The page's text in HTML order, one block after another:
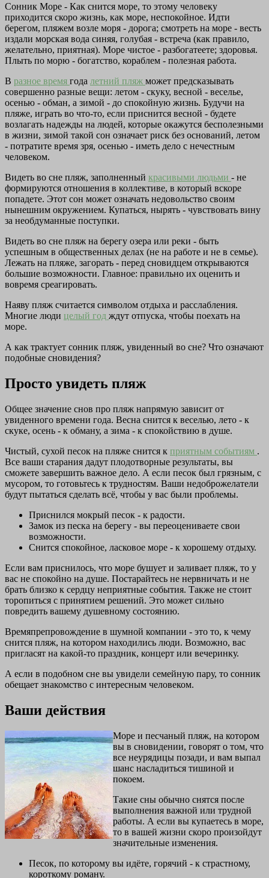
Сонник Море - Как снится море, то этому человеку
приходится скоро жизнь, как море, неспокойное. Идти
берегом, пляжем возле моря - дорога; смотреть на море - весть
издали морская вода синяя, голубая - встреча (как правило,
желательно, приятная). Море чистое - разбогатеете; здоровья.
Плыть по морю - богатство, кораблем - полезная работа.
В разное время года летний пляж может предсказывать
совершенно разные вещи: летом - скуку, весной - веселье,
осенью - обман, а зимой - до спокойную жизнь. Будучи на
пляже, играть во что-то, если приснится весной - будете
возлагать надежды на людей, которые окажутся бесполезными
в жизни, зимой такой сон означает риск без оснований, летом
- потратите время зря, осенью - иметь дело с нечестным
человеком.
Видеть во сне пляж, заполненный красивыми людьми - не
формируются отношения в коллективе, в который вскоре
попадете. Этот сон может означать недовольство своим
нынешним окружением. Купаться, нырять - чувствовать вину
за необдуманные поступки.
Видеть во сне пляж на берегу озера или реки - быть
успешным в общественных делах (не на работе и не в семье).
Лежать на пляже, загорать - перед сновидцем открываются
большие возможности. Главное: правильно их оценить и
вовремя среагировать.
Наяву пляж считается символом отдыха и расслабления.
Многие люди целый год ждут отпуска, чтобы поехать на
море.
А как трактует сонник пляж, увиденный во сне? Что означают
подобные сновидения?
Просто увидеть пляж
Общее значение снов про пляж напрямую зависит от
увиденного времени года. Весна снится к веселью, лето - к
скуке, осень - к обману, а зима - к спокойствию в душе.
Чистый, сухой песок на пляже снится к приятным событиям .
Все ваши старания дадут плодотворные результаты, вы
сможете завершить важное дело. А если песок был грязным, с
мусором, то готовьтесь к трудностям. Ваши недоброжелатели
будут пытаться сделать всё, чтобы у вас были проблемы.
Приснился мокрый песок - к радости.
Замок из песка на берегу - вы переоцениваете свои
возможности.
Снится спокойное, ласковое море - к хорошему отдыху.
Если вам приснилось, что море бушует и заливает пляж, то у
вас не спокойно на душе. Постарайтесь не нервничать и не
брать близко к сердцу неприятные события. Также не стоит
торопиться с принятием решений. Это может сильно
повредить вашему душевному состоянию.
Времяпрепровождение в шумной компании - это то, к чему
снится пляж, на котором находились люди. Возможно, вас
пригласят на какой-то праздник, концерт или вечеринку.
А если в подобном сне вы увидели семейную пару, то сонник
обещает знакомство с интересным человеком.
Ваши действия
Море и песчаный пляж, на котором
вы в сновидении, говорят о том, что
все неурядицы позади, и вам выпал
шанс насладиться тишиной и
покоем.
Такие сны обычно снятся после
выполнения важной или трудной
работы. А если вы купаетесь в море,
то в вашей жизни скоро произойдут
значительные изменения.
Песок, по которому вы идёте, горячий - к страстному,
короткому роману.